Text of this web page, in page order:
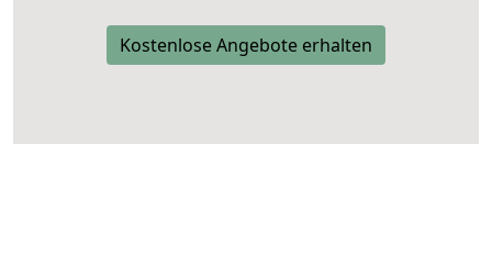
Kostenlose Angebote erhalten